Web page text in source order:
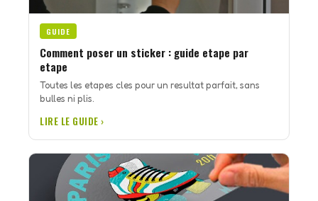
GUIDE
Comment poser un sticker : guide etape par
etape
Toutes les etapes cles pour un resultat parfait, sans
bulles ni plis.
LIRE LE GUIDE ›